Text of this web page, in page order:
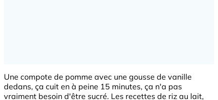
Une compote de pomme avec une gousse de vanille
dedans, ça cuit en à peine 15 minutes, ça n'a pas
vraiment besoin d'être sucré. Les recettes de riz au lait,